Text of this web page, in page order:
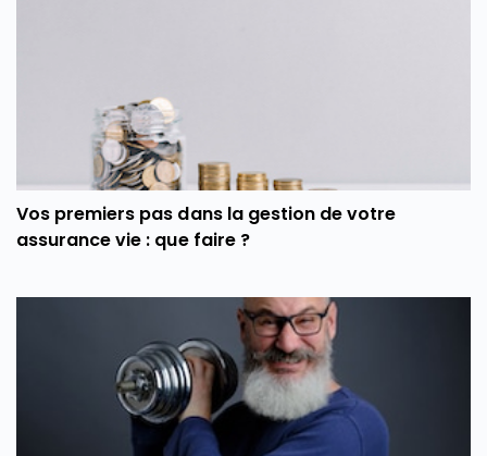
Vos premiers pas dans la gestion de votre
assurance vie : que faire ?